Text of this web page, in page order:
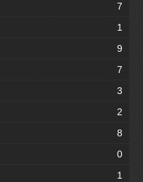
7
1
9
7
3
2
8
0
1